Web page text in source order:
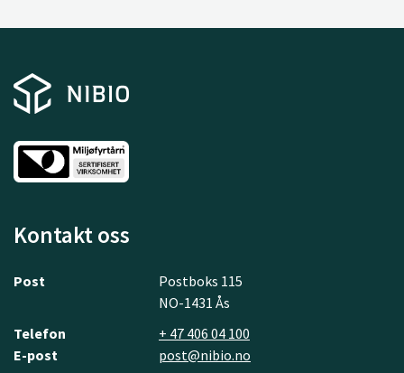
Kontakt oss
Post
Postboks 115
NO-1431 Ås
Telefon
+ 47 406 04 100
E-post
post@nibio.no